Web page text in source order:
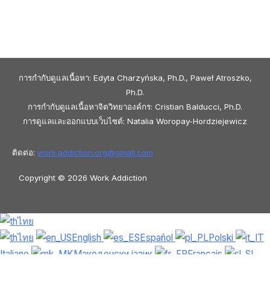
การกำกับดูแลเนื้อหา: Edyta Charzyńska, Ph.D., Paweł Atroszko,
Ph.D.
การกำกับดูแลเนื้อหาจิตวิทยาองค์กร: Cristian Balducci, Ph.D.
การดูแลและออกแบบเว็บไซต์: Natalia Woropay-Hordziejewicz
ติดต่อ: work.addiction.org@gmail.com
Copyright © 2026 Work Addiction
ไทย
ไทย
English Español
Polski
Italiano
Македонски јазик
Français